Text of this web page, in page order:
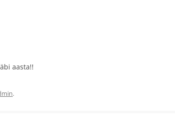
aasta!!
.